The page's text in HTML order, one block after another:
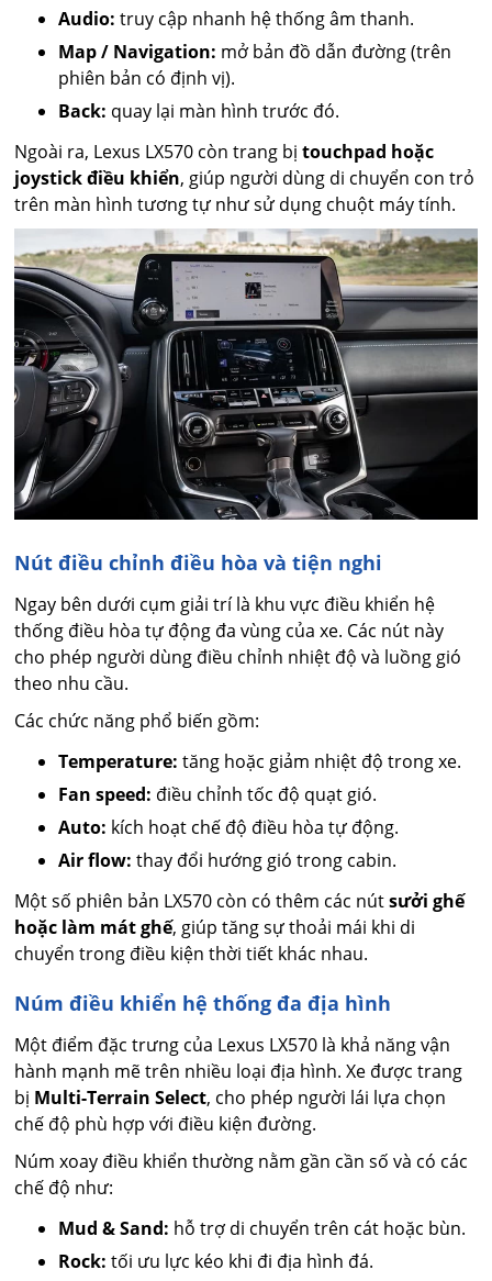
Audio: truy cập nhanh hệ thống âm thanh.
Map / Navigation: mở bản đồ dẫn đường (trên
phiên bản có định vị).
Back: quay lại màn hình trước đó.
Ngoài ra, Lexus LX570 còn trang bịtouchpad hoặc
joystick điều khiển, giúp người dùng di chuyển con trỏ
trên màn hình tương tự như sử dụng chuột máy tính.
Nút điều chỉnh điều hòa và tiện nghi
Ngay bên dưới cụm giải trí là khu vực điều khiển hệ
thống điều hòa tự động đa vùng của xe. Các nút này
cho phép người dùng điều chỉnh nhiệt độ và luồng gió
theo nhu cầu.
Các chức năng phổ biến gồm:
Temperature: tăng hoặc giảm nhiệt độ trong xe.
Fan speed: điều chỉnh tốc độ quạt gió.
Auto: kích hoạt chế độ điều hòa tự động.
Air flow: thay đổi hướng gió trong cabin.
Một số phiên bản LX570 còn có thêm các nútsưởi ghế
hoặc làm mát ghế, giúp tăng sự thoải mái khi di
chuyển trong điều kiện thời tiết khác nhau.
Núm điều khiển hệ thống đa địa hình
Một điểm đặc trưng của Lexus LX570 là khả năng vận
hành mạnh mẽ trên nhiều loại địa hình. Xe được trang
bị Multi-Terrain Select, cho phép người lái lựa chọn
chế độ phù hợp với điều kiện đường.
Núm xoay điều khiển thường nằm gần cần số và có các
chế độ như:
Mud & Sand: hỗ trợ di chuyển trên cát hoặc bùn.
Rock: tối ưu lực kéo khi đi địa hình đá.